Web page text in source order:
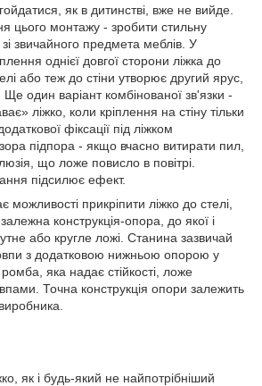
як в дитинстві, вже не вийде.
цього монтажу - зробити стильну
звичайного предмета меблів. У
однієї довгої сторони ліжка до
або теж до стіни утворює другий ярус,
один варіант комбінованої зв'язки -
ліжко, коли кріплення на стіну тільки
фіксації під ліжком
підпора - якщо вчасно витирати пил,
що ложе повисло в повітрі.
підсилює ефект.
прикріпити ліжко до стелі,
конструкція-опора, до якої і
або кругле ложі. Станина зазвичай
з додатковою нижньою опорою у
ромба, яка надає стійкості, ложе
Точна конструкція опори залежить
як і будь-який не найпотрібніший